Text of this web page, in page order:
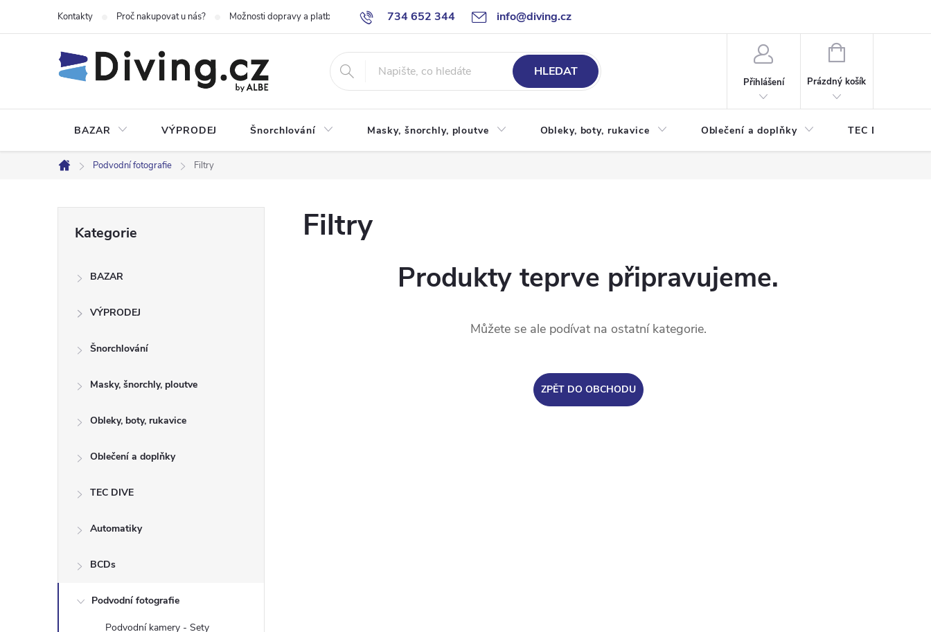
734 652 344 info@diving.cz
Kontakty Proč nakupovat u nás? Možnosti dopravy a platby Jak nakupovat Obchodní podmínky Reklamace
HLEDAT
Přihlášení
NÁKUPNÍ
Prázdný košík
BAZAR VÝPRODEJ Šnorchlování Masky, šnorchly, ploutve Obleky, boty, rukavice Oblečení a doplňky TEC DIVE
Domů
Podvodní fotografie Filtry
kategorie
Kategorie
BAZAR
VÝPRODEJ
Šnorchlování
Masky, šnorchly, ploutve
Obleky, boty, rukavice
Oblečení a doplňky
TEC DIVE
Automatiky
BCDs
Podvodní fotografie
Podvodní kamery - Sety
Filtry
Produkty teprve připravujeme.
Můžete se ale podívat na ostatní kategorie.
ZPĚT DO OBCHODU